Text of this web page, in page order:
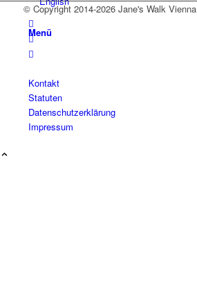
Menü
© Copyright 2014-2026 Jane's Walk Vienna
Kontakt
Statuten
Datenschutzerklärung
Impressum